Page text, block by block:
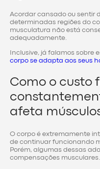
Acordar cansado ou sentir
determinadas regiões do
musculatura não está
adequadamente.
Inclusive, já falamos sobre
corpo se adapta aos seus
Como o custo
afeta
O corpo é extremamente
de continuar funcionando
Porém, algumas dessas
compensações musculares.